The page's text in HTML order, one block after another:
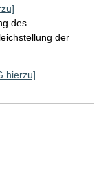
des
der
hierzu]